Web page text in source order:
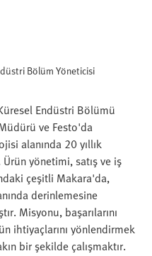
Bölüm Yöneticisi
Endüstri Bölümü
ve Festo'da
alanında 20 yıllık
yönetimi, satış ve iş
çeşitli Makara'da,
derinlemesine
Misyonu, başarılarını
ihtiyaçlarını yönlendirmek
bir şekilde çalışmaktır.